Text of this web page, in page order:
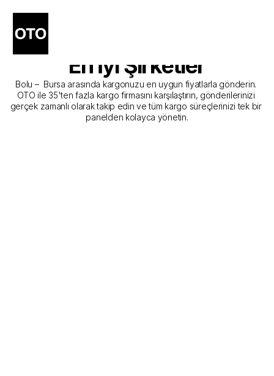
Bolu - Bursa Kargo
Gönderim Hizmeti Sunan
En İyi Şirketler
Bolu –  Bursa arasında kargonuzu en uygun fiyatlarla gönderin.
OTO ile 35'ten fazla kargo firmasını karşılaştırın, gönderilerinizi
gerçek zamanlı olarak takip edin ve tüm kargo süreçlerinizi tek bir
panelden kolayca yönetin.